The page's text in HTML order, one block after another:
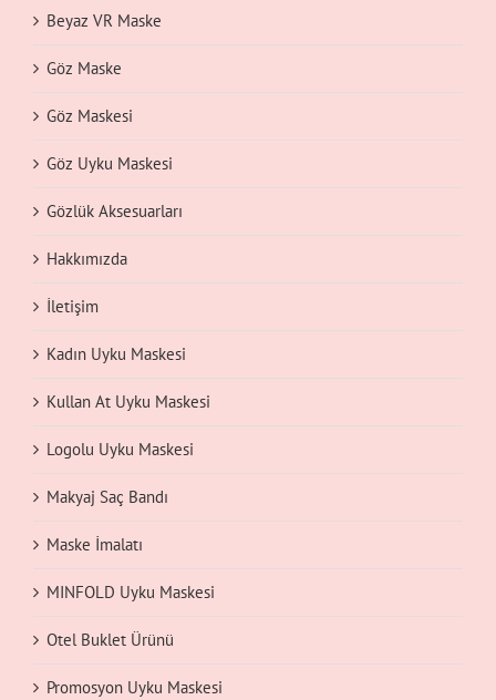
Beyaz VR Maske
Göz Maske
Göz Maskesi
Göz Uyku Maskesi
Gözlük Aksesuarları
Hakkımızda
İletişim
Kadın Uyku Maskesi
Kullan At Uyku Maskesi
Logolu Uyku Maskesi
Makyaj Saç Bandı
Maske İmalatı
MINFOLD Uyku Maskesi
Otel Buklet Ürünü
Promosyon Uyku Maskesi